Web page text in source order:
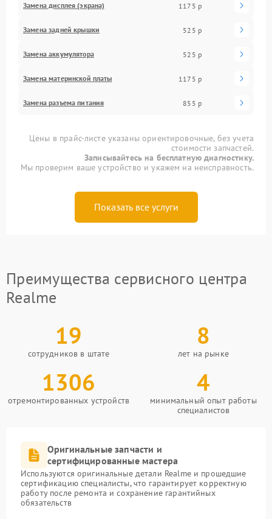
Замена дисплея (экрана) 1175 р
Замена задней крышки 525 р
Замена аккумулятора 525 р
Замена материнской платы 1175 р
Замена разъема питания 855 р
Цены в прайс-листе указаны ориентировочные, без учета
стоимости запчастей.
Записывайтесь на бесплатную диагностику.
Мы проверим ваше устройство и укажем на неисправность.
Показать все услуги
Преимущества сервисного центра
Realme
19
сотрудников в штате
8
лет на рынке
1306
отремонтированных устройств
4
минимальный опыт работы
специалистов
Оригинальные запчасти и
сертифицированные мастера
Используются оригинальные детали Realme и прошедшие
сертификацию специалисты, что гарантирует корректную
работу после ремонта и сохранение гарантийных
обязательств